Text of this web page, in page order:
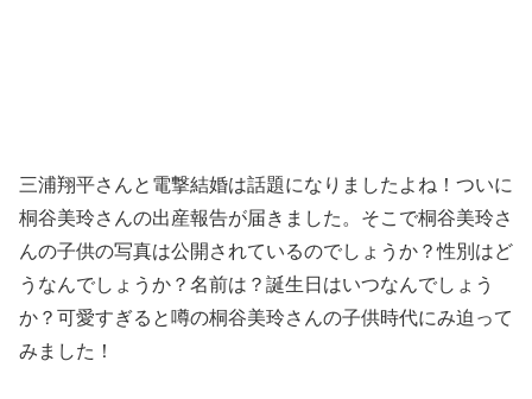
三浦翔平さんと電撃結婚は話題になりましたよね！ついに
桐谷美玲さんの出産報告が届きました。そこで桐谷美玲さ
んの子供の写真は公開されているのでしょうか？性別はど
うなんでしょうか？名前は？誕生日はいつなんでしょう
か？可愛すぎると噂の桐谷美玲さんの子供時代にみ迫って
みました！